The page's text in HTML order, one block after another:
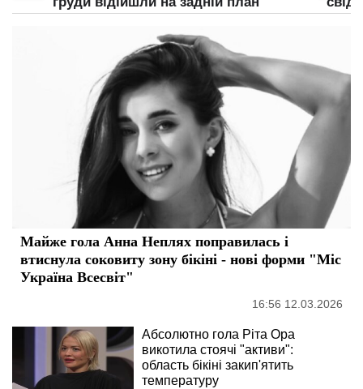
Майже гола Анна Неплях поправилась і
втиснула соковиту зону бікіні - нові форми "Міс
Україна Всесвіт"
16:56 12.03.2026
Абсолютно гола Ріта Ора
викотила стоячі "активи":
область бікіні закип'ятить
температуру